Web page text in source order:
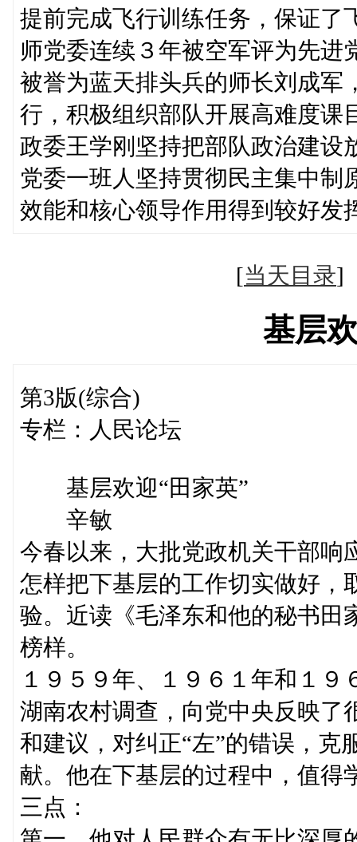
提前完成飞行训练任务，保证了
师党委连续３年被空军评为先进
被誉为蓝天排头兵的师长刘成军
行，积极组织部队开展高难度课
政委王学刚坚持把部队政治建设
党委一班人坚持贯彻民主集中制
效能和核心领导作用得到
[当天目录
基层
第3版(综合)
专栏：人民论坛
基层欢迎“田家英”
辛敏
今春以来，大批党政机关干部响
怎样把下基层的工作切实做好，
验。近读《毛泽东和他的秘书田
榜样。
１９５９年、１９６１年和１
湖南农村调查，向党中央反映了
和建议，对纠正“左”的错误，克
献。他在下基层的过程中，值得
三点：